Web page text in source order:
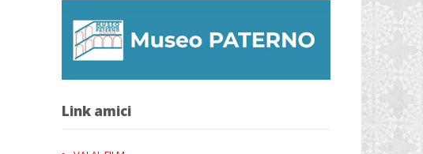
Link amici